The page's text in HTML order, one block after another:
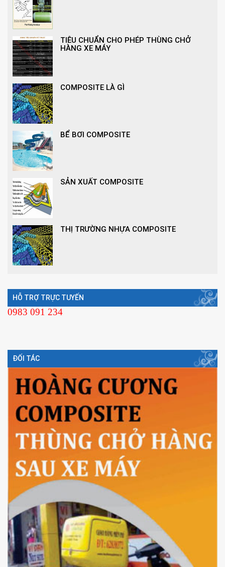
TIÊU CHUẨN CHO PHÉP THÙNG CHỞ
HÀNG XE MÁY
COMPOSITE LÀ GÌ
BỂ BƠI COMPOSITE
SẢN XUẤT COMPOSITE
THỊ TRƯỜNG NHỰA COMPOSITE
HỖ TRỢ TRỰC TUYẾN
0983 091 234
ĐỐI TÁC